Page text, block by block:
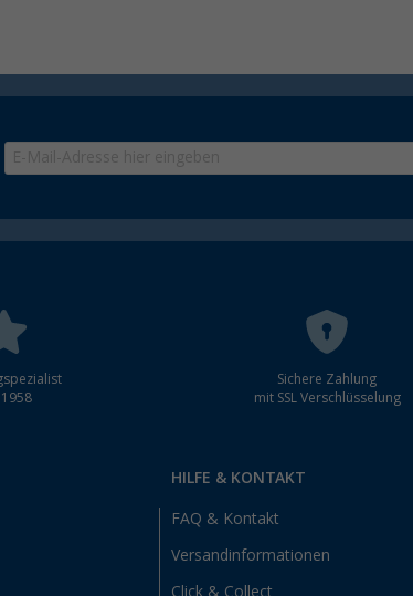
Sichere Zahlung
mit SSL Verschlüsselung
HILFE & KONTAKT
FAQ & Kontakt
Versandinformationen
Click & Collect